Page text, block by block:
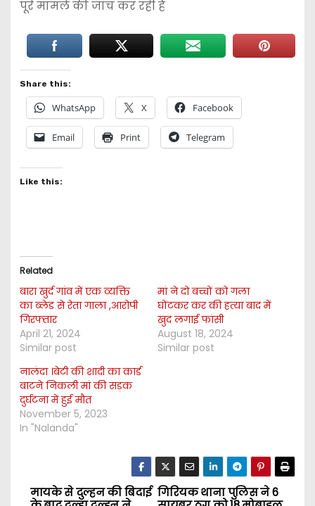
पूरे मामले की जांच कर रही है
Share this:
WhatsApp X Facebook
Email Print Telegram
Like this:
Related
बारा खुर्द गांव में एक व्यक्ति
का ब्लेड से रेता गाला ,आरोपी
गिरफ्तार
April 21, 2024
Similar post
मां ने दो बच्चों को गला
घोंटकर कर की हत्या बाद में
खुद लगाई फांसी
August 18, 2024
Similar post
नालंदा ।बेटी की शादी का कार्ड
बाटने निकली मां की सड़क
दुर्घटना में हुई मौत
November 5, 2023
In "Nalanda"
P
गिरियक थाना पुलिस ने 6
मायके से दुल्हन की बिदाई